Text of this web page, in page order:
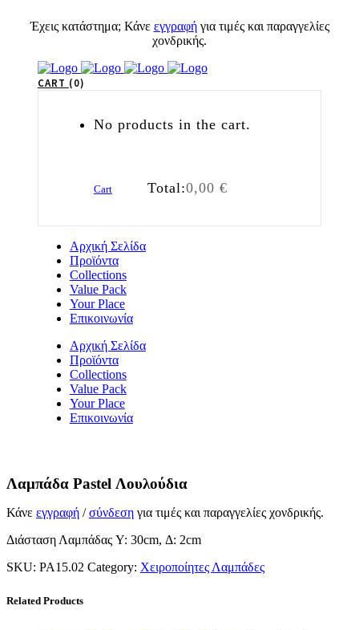
Έχεις κατάστημα; Κάνε εγγραφήγια τιμές και παραγγελίες
χονδρικής.
CART 0
No products in the cart.
Cart Total:0,00 €
Αρχική Σελίδα
Προϊόντα
Collections
Value Pack
Your Place
Επικοινωνία
Αρχική Σελίδα
Προϊόντα
Collections
Value Pack
Your Place
Επικοινωνία
Λαμπάδα Pastel Λουλούδια
Κάνε εγγραφή /σύνδεση για τιμές και παραγγελίες χονδρικής.
Διάσταση Λαμπάδας Y: 30cm, Δ: 2cm
SKU: PA15.02 Category: Χειροποίητες Λαμπάδες
Related Products